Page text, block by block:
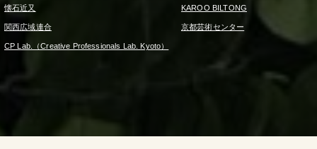
懐石近又 KAROO BILTONG
関西広域連合 京都芸術センター
CP Lab.（Creative Professionals Lab. Kyoto）